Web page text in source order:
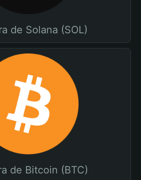
de Solana (SOL)
de Bitcoin (BTC)